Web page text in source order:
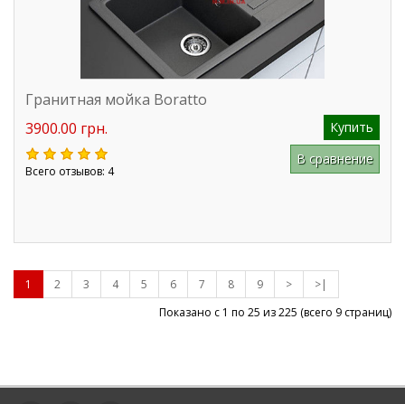
Гранитная мойка Boratto
3900.00 грн.
Купить
Всего отзывов: 4
В сравнение
1 2 3 4 5 6 7 8 9 >
>|
Показано с 1 по 25 из225 (всего 9 страниц)